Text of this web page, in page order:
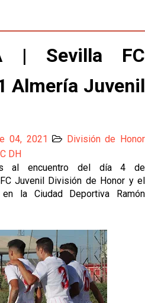
al grupo en la sesión
“El objetivo es mejorar la
a los nuevos
Alberto Flores" por Rafa
juega Fran González
las ofertas más
detalles en Canarias para
Province Cup
a domicilio ya tiene horario
| Sevilla FC
Almería Juvenil
04, 2021
División de Honor
DH
al encuentro del día 4 de
Juvenil División de Honor y el
la Ciudad Deportiva Ramón